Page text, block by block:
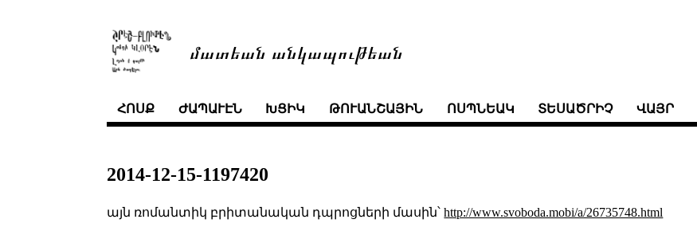
մատեան անկապութեան
ՀՈՍՔ ԺԱՊԱՒԷՆ ԽՑԻԿ ԹՈՒԱՆՇԱՅԻՆ ՈՍՊՆԵԱԿ ՏԵՍԱԾՐԻՉ ՎԱՅՐ
2014-12-15-1197420
այն ռոմանտիկ բրիտանական դպրոցների մասին՝http://www.svoboda.mobi/a/26735748.html